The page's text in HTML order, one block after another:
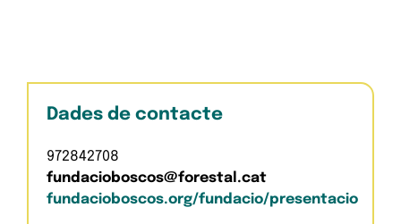
Dades de contacte
972842708
fundacioboscos@forestal.cat
fundacioboscos.org/fundacio/presentacio